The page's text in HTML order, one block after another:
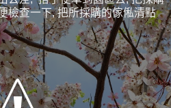
檢查一下, 把所採購的傢俬清點